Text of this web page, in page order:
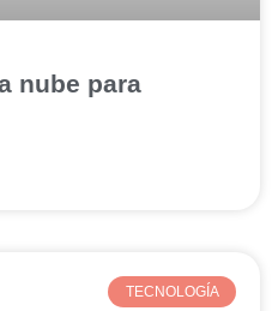
nube para
TECNOLOGÍA